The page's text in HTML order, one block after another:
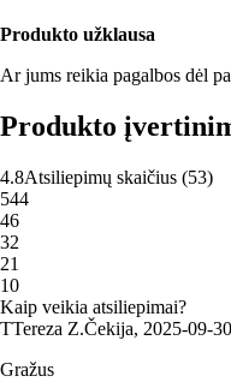
Produkto užklausa
Ar jums reikia pagalbos dėl
Produkto
4.8Atsiliepimų skaičius (53)
544
46
32
21
10
Kaip veikia atsiliepimai?
TTereza Z.Čekija, 2025‑09‑30
Gražus